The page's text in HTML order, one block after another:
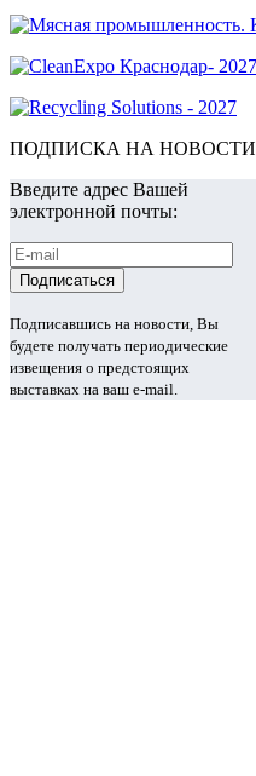
ПОДПИСКА НА НОВОСТИ
Введите адрес Вашей
электронной почты:
Подписавшись на новости, Вы
будете получать периодические
извещения о предстоящих
выставках на ваш e-mail.